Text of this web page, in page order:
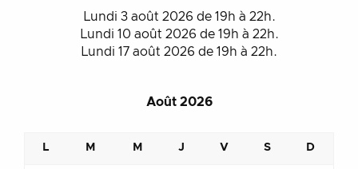
Lundi 3 août 2026 de 19h à 22h.
Lundi 10 août 2026 de 19h à 22h.
Lundi 17 août 2026 de 19h à 22h.
Août 2026
L M M J V S D